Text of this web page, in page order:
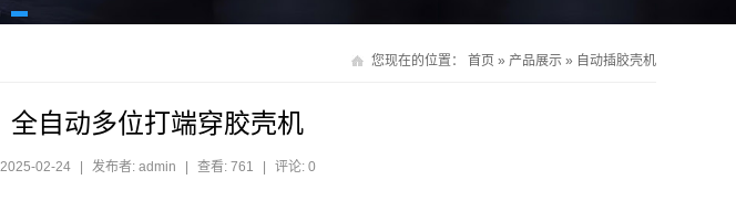
您现在的位置： 首页 » 产品展示 » 自动插胶壳机
全自动多位打端穿胶壳机
2025-02-24 | 发布者: admin | 查看: 761 | 评论: 0